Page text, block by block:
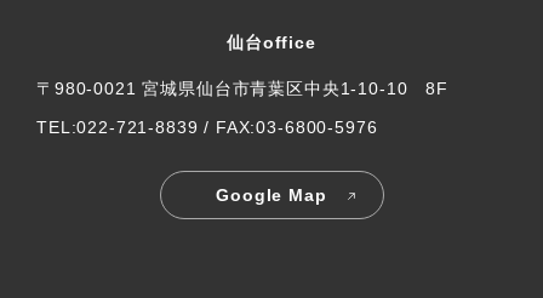
仙台office
〒980-0021 宮城県仙台市青葉区中央1-10-10 8F
TEL:022-721-8839 / FAX:03-6800-5976
Google Map